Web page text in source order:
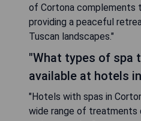
of Cortona complements
providing a peaceful
Tuscan landscapes."
"What types of spa
available at hotels
"Hotels with spas in
wide range of